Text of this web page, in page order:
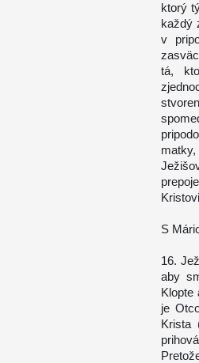
ktorý
každý
v
tá,
S
16.
aby
Klopte
je
Krista